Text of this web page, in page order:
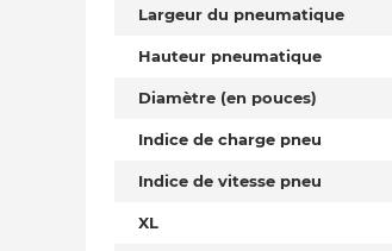
Largeur du pneumatique
Hauteur pneumatique
Diamètre (en pouces)
Indice de charge pneu
Indice de vitesse pneu
XL